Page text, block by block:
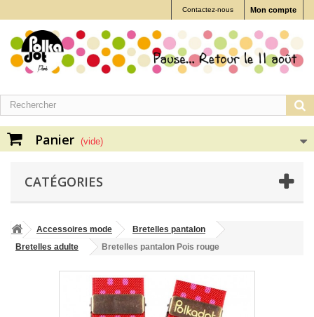
Mon compte
Contactez-nous
Panier (vide)
CATÉGORIES
Accessoires mode
Bretelles pantalon
Bretelles adulte
Bretelles pantalon Pois rouge